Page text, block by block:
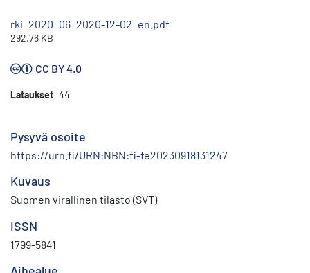
rki_2020_06_2020-12-02_en.pdf
292.76 KB
CC BY 4.0
Lataukset 44
Pysyvä osoite
https://urn.fi/URN:NBN:fi-fe20230918131247
Kuvaus
Suomen virallinen tilasto (SVT)
ISSN
1799-5841